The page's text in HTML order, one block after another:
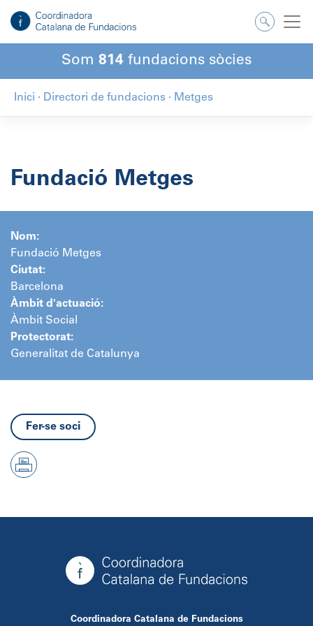
contingut
Som 814 fundacions sòcies
Inici · Directori de fundacions · Metges
Fundació Metges
Nom:
Fundació Metges
Ciutat:
Barcelona
Àmbit d'actuació:
Àmbit Social
Protectorat:
Generalitat de Catalunya
Fer-se soci
Coordinadora Catalana de Fundacions